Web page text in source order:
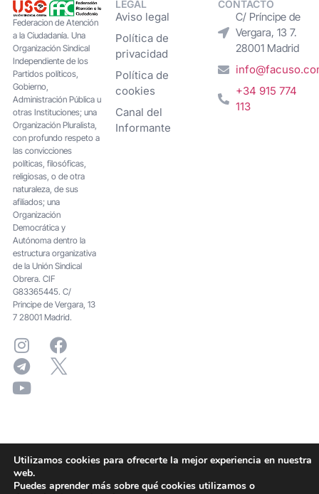
Federacion de Atención
a la Ciudadanía. Una
Organización Sindical
Independiente de los
Partidos políticos,
Gobierno,
Administración Pública u
otras Instituciones; una
Organización Pluralista,
con profundo respeto a
las convicciones
políticas, filosóficas,
religiosas, o de otra
naturaleza, de sus
afiliados; una
Organización
Democrática y
Autónoma dentro la
estructura organizativa
de la Unión Sindical
Obrera. CIF
G83365445. C/
Principe de Vergara, 13
7 28001 Madrid.
LEGAL
Aviso legal
Política de
privacidad
Política de
cookies
Canal del
Informante
CONTACTO
C/ Príncipe de
Vergara, 13 7.
28001 Madrid
+34 915 774
113
Utilizamos cookies para ofrecerte la mejor experiencia en nuestra
web.
Puedes aprender más sobre qué cookies utilizamos o